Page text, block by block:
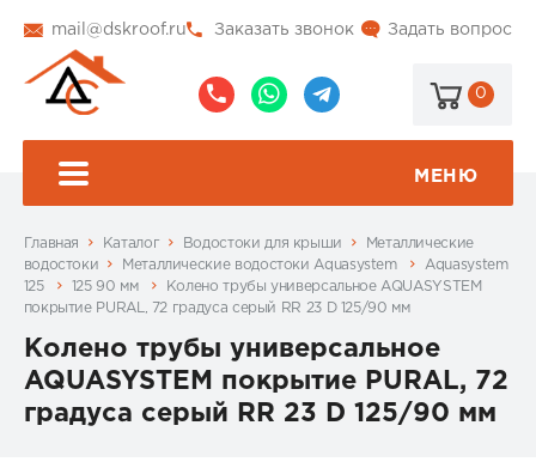
mail@dskroof.ru Задать вопрос
Заказать звонок
0
МЕНЮ
Главная Каталог Водостоки для крыши
Металлические
водостоки
Металлические водостоки Aquasystem
Aquasystem
125
125 90 мм
Колено трубы универсальное AQUASYSTEM
покрытие PURAL, 72 градуса серый RR 23 D 125/90 мм
Колено трубы универсальное
AQUASYSTEM покрытие PURAL, 72
градуса серый RR 23 D 125/90 мм